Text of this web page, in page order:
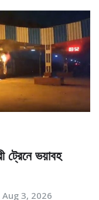
ট্রেনে ভয়াবহ
Aug 3, 2026